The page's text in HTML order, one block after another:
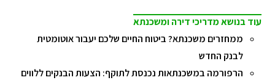
עוד בנושא מדריכי דירה ומשכנתא
ממחזרים משכנתא? ביטוח החיים שלכם יעבור אוטומטית
לבנק החדש
הרפורמה במשכנתאות נכנסת לתוקף: הצעות הבנקים ללווים